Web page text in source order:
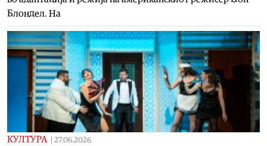
Блондел. На
КУЛТУРА 27.06.2026